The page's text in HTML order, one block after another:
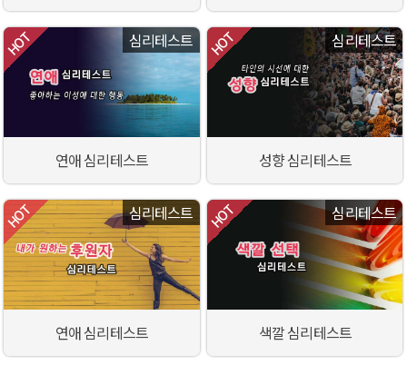
심리테스트
연애 심리테스트
심리테스트
성향 심리테스트
심리테스트
연애 심리테스트
심리테스트
색깔 심리테스트